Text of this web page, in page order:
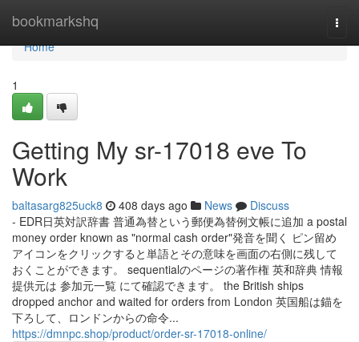
bookmarkshq
Home
Home
1
Getting My sr-17018 eve To
Work
baltasarg825uck8 408 days ago News
Discuss
- EDR日英対訳辞書 普通為替という郵便為替例文帳に追加 a postal
money order known as "normal cash order"発音を聞く ピン留め
アイコンをクリックすると単語とその意味を画面の右側に残して
おくことができます。 sequentialのページの著作権 英和辞典 情報
提供元は 参加元一覧 にて確認できます。 the British ships
dropped anchor and waited for orders from London 英国船は錨を
下ろして、ロンドンからの命令...
https://dmnpc.shop/product/order-sr-17018-online/